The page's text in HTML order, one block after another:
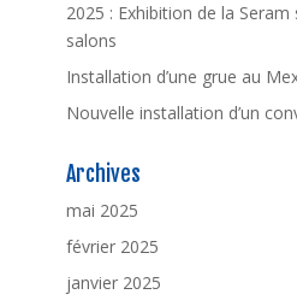
2025 : Exhibition de la
salons
Installation d’une grue au
Nouvelle installation d’un
Archives
mai 2025
février 2025
janvier 2025